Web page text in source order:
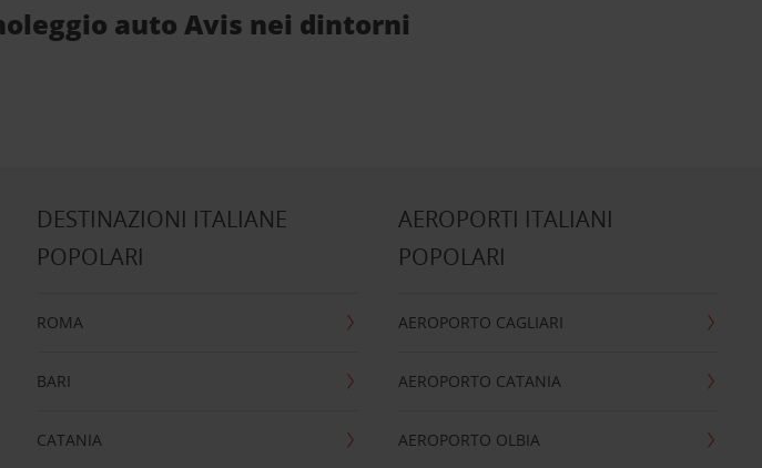
auto Avis nei dintorni
DESTINAZIONI ITALIANE
POPOLARI
ROMA
BARI
CATANIA
AEROPORTI ITALIANI
POPOLARI
AEROPORTO CAGLIARI
AEROPORTO CATANIA
AEROPORTO OLBIA